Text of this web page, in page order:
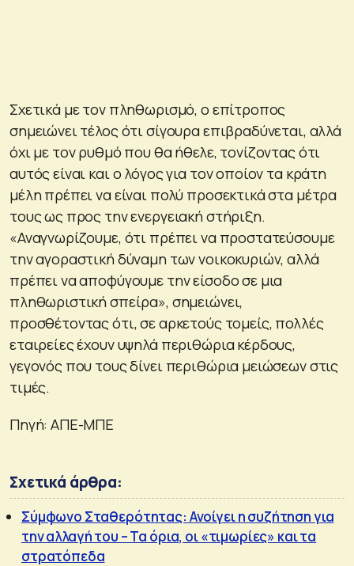
Σχετικά με τον πληθωρισμό, ο επίτροπος
σημειώνει τέλος ότι σίγουρα επιβραδύνεται, αλλά
όχι με τον ρυθμό που θα ήθελε, τονίζοντας ότι
αυτός είναι και ο λόγος για τον οποίον τα κράτη
μέλη πρέπει να είναι πολύ προσεκτικά στα μέτρα
τους ως προς την ενεργειακή στήριξη.
«Αναγνωρίζουμε, ότι πρέπει να προστατεύσουμε
την αγοραστική δύναμη των νοικοκυριών, αλλά
πρέπει να αποφύγουμε την είσοδο σε μια
πληθωριστική σπείρα», σημειώνει,
προσθέτοντας ότι, σε αρκετούς τομείς, πολλές
εταιρείες έχουν υψηλά περιθώρια κέρδους,
γεγονός που τους δίνει περιθώρια μειώσεων στις
τιμές.
Πηγή: ΑΠΕ-ΜΠΕ
Σχετικά άρθρα:
Σύμφωνο Σταθερότητας: Ανοίγει η συζήτηση για
την αλλαγή του – Τα όρια, οι «τιμωρίες» και τα
στρατόπεδα